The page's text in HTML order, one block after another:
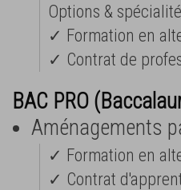
Options &
✓ Formation en
✓ Contrat de
BAC PRO
Aménagements
✓ Formation en
✓ Contrat